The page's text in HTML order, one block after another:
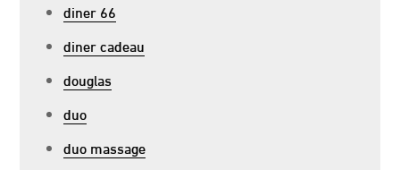
diner 66
diner cadeau
douglas
duo
duo massage